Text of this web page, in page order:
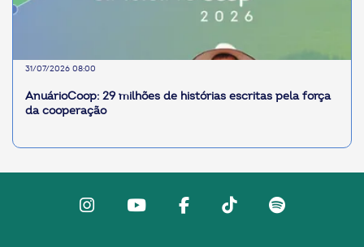
31/07/2026 08:00
AnuárioCoop: 29 milhões de histórias escritas pela força
da cooperação
InstagramYoutubefacebookTiktokSpotify